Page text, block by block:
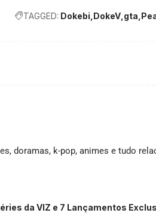
TAGGED: Dokebi DokeV gta
doramas, k-pop, animes e tudo
da VIZ e 7 Lançamentos